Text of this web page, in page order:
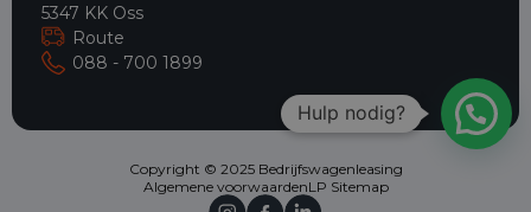
5347 KK Oss
Route
088 - 700 1899
Copyright © 2025 Bedrijfswagenleasing
Algemene voorwaardenLP Sitemap
Hulp nodig?